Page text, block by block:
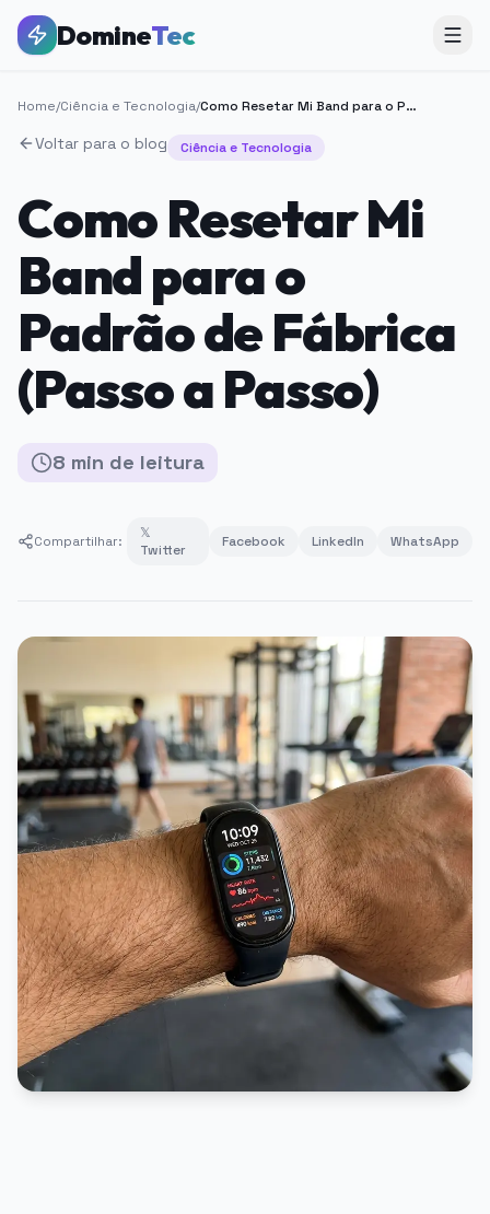
DomineTec
Home/Ciência e Tecnologia/ Como Resetar Mi Band para o Padrão de Fábrica (Passo a Passo)
Voltar para o blog Ciência e Tecnologia
Como Resetar Mi
Band para o
Padrão de Fábrica
(Passo a Passo)
8 min de leitura
Compartilhar:
𝕏
Twitter
Facebook LinkedIn WhatsApp